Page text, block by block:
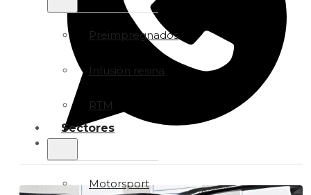
Preimpregnados
Infusión resina
RTM
Sectores
Motorsport